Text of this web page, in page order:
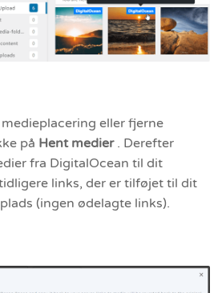
eller fjerne
på Hent medier. Derefter
fra DigitalOcean til dit
links, der er tilføjet til dit
(ingen ødelagte links).